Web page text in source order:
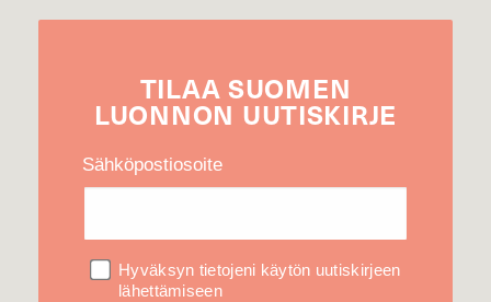
TILAA SUOMEN
LUONNON UUTIS­KIRJE
Sähköpostiosoite
Hyväksyn tietojeni käytön uutiskirjeen
lähettämiseen